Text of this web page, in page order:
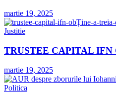
martie 19, 2025
Justitie
TRUSTEE CAPITAL
martie 19, 2025
Politica